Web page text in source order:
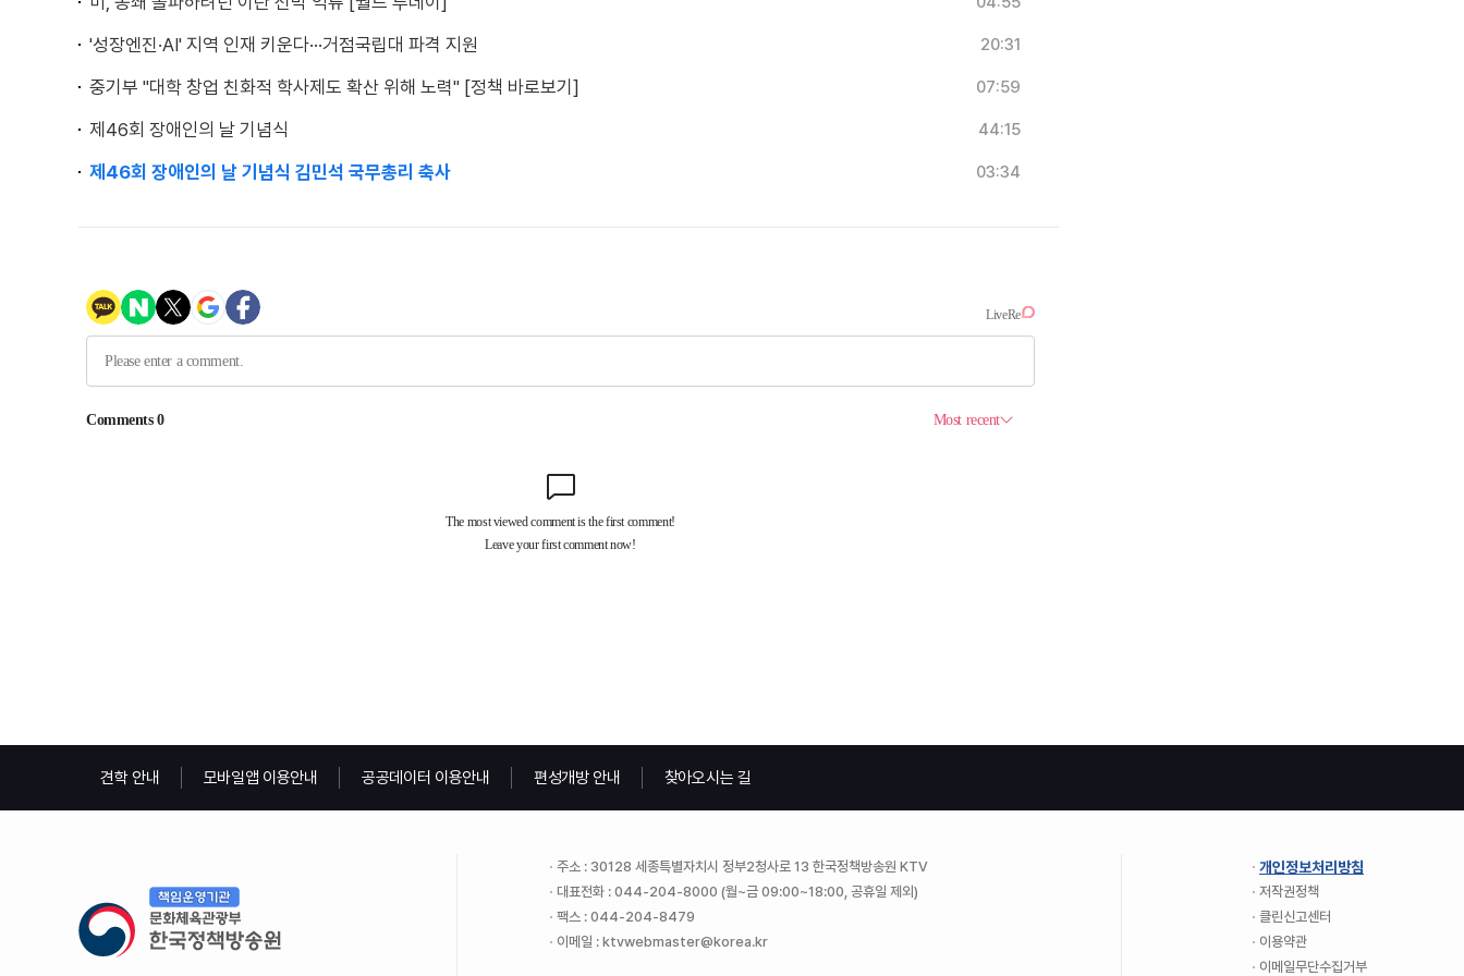
'성장엔진·AI' 지역 인재 키운다···거점국립대 파격 지원 20:31
중기부 "대학 창업 친화적 학사제도 확산 위해 노력" [정책 바로보기] 07:59
제46회 장애인의 날 기념식 44:15
제46회 장애인의 날 기념식 김민석 국무총리 축사 03:34
견학 안내 모바일앱 이용안내 공공데이터 이용안내 편성개방 안내 찾아오시는 길
주소 : 30128 세종특별자치시 정부2청사로 13 한국정책방송원 KTV
대표전화 : 044-204-8000 (월~금 09:00~18:00, 공휴일 제외)
팩스 : 044-204-8479
이메일 : ktvwebmaster@korea.kr
개인정보처리방침
저작권정책
클린신고센터
이용약관
이메일무단수집거부